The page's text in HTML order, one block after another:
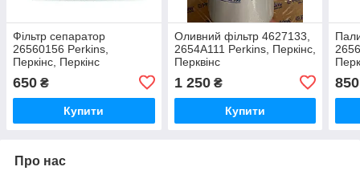
Фільтр сепаратор
26560156 Perkins,
Перкінс, Перкінс
650 ₴
Купити
Оливний фільтр 4627133,
2654A111 Perkins, Перкінс,
Перквінс
1 250₴
Купити
850
Про нас